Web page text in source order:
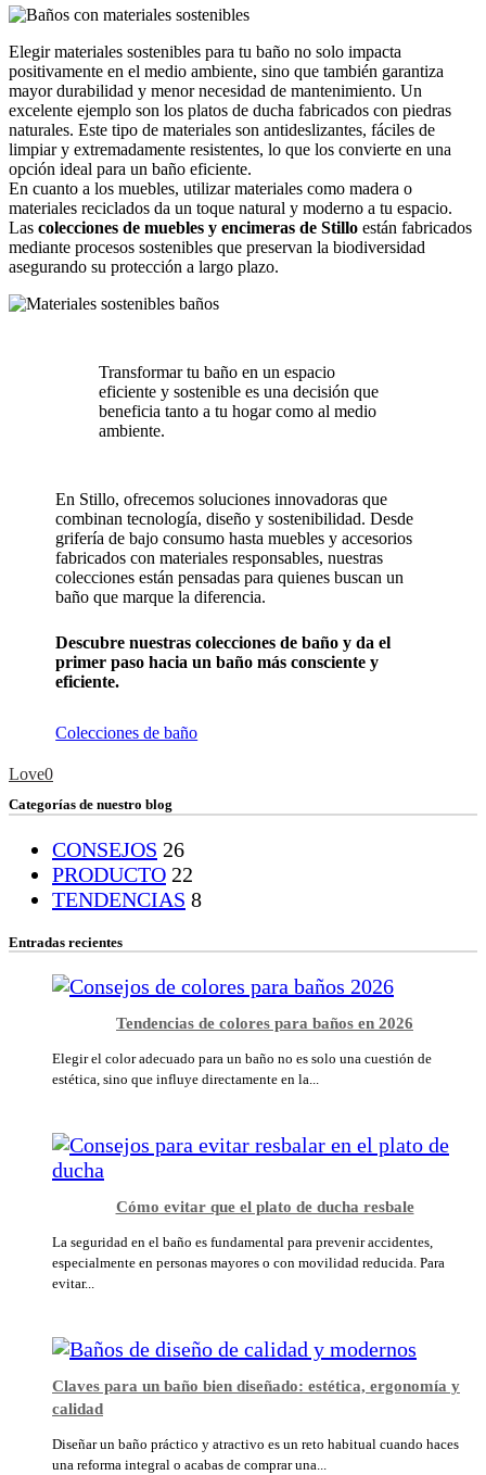
Elegir materiales sostenibles para tu baño no solo impacta
positivamente en el medio ambiente, sino que también garantiza
mayor durabilidad y menor necesidad de mantenimiento. Un
excelente ejemplo son los platos de ducha fabricados con piedras
naturales. Este tipo de materiales son antideslizantes, fáciles de
limpiar y extremadamente resistentes, lo que los convierte en una
opción ideal para un baño eficiente.
En cuanto a los muebles, utilizar materiales como madera o
materiales reciclados da un toque natural y moderno a tu espacio.
Las colecciones de muebles y encimeras de Stillo están fabricados
mediante procesos sostenibles que preservan la biodiversidad
asegurando su protección a largo plazo.
Transformar tu baño en un espacio
eficiente y sostenible es una decisión que
beneficia tanto a tu hogar como al medio
ambiente.
En Stillo, ofrecemos soluciones innovadoras que
combinan tecnología, diseño y sostenibilidad. Desde
grifería de bajo consumo hasta muebles y accesorios
fabricados con materiales responsables, nuestras
colecciones están pensadas para quienes buscan un
baño que marque la diferencia.
Descubre nuestras colecciones de baño y da el
primer paso hacia un baño más consciente y
eficiente.
Colecciones de baño
Love0
Categorías de nuestro blog
CONSEJOS 26
PRODUCTO 22
TENDENCIAS 8
Entradas recientes
Tendencias de colores para baños en 2026
Elegir el color adecuado para un baño no es solo una cuestión de
estética, sino que influye directamente en la...
Cómo evitar que el plato de ducha resbale
La seguridad en el baño es fundamental para prevenir accidentes,
especialmente en personas mayores o con movilidad reducida. Para
evitar...
Claves para un baño bien diseñado: estética, ergonomía y
calidad
Diseñar un baño práctico y atractivo es un reto habitual cuando haces
una reforma integral o acabas de comprar una...